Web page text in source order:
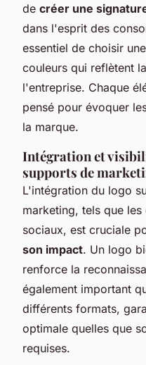
de créer une
dans l'esprit des
essentiel de choisir
couleurs qui reflètent
l'entreprise. Chaque
pensé pour évoquer
la marque.
Intégration et
supports de
L'intégration du logo
marketing, tels que
sociaux, est cruciale
son impact. Un logo
renforce la
également important
différents formats,
optimale quelles que
requises.